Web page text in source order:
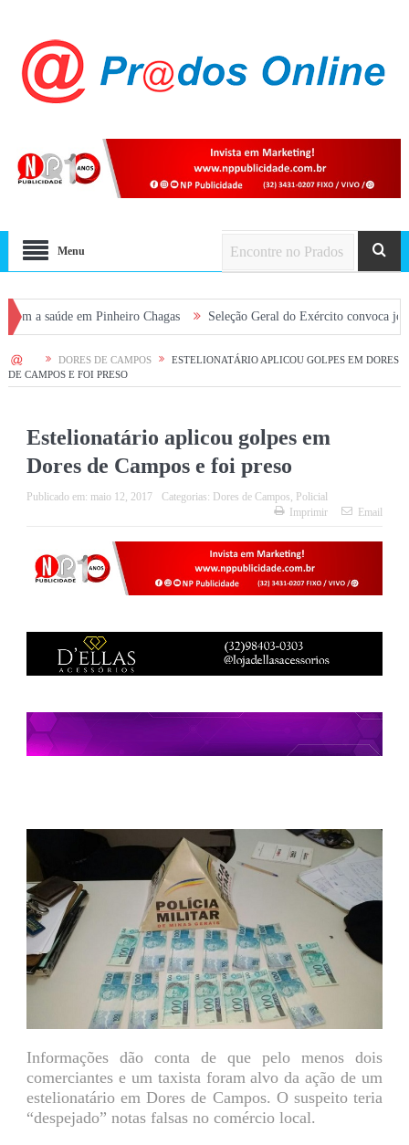
Menu
em Pinheiro Chagas Seleção Geral do Exército convoca jovens
HOME DORES DE CAMPOS
ESTELIONATÁRIO APLICOU GOLPES EM DORES
DE CAMPOS E FOI PRESO
Estelionatário aplicou golpes em
Dores de Campos e foi preso
Publicado em: maio 12, 2017 Categorias: Dores de Campos, Policial
Imprimir
Email
Informações dão conta de que pelo menos dois
comerciantes e um taxista foram alvo da ação de um
estelionatário em Dores de Campos. O suspeito teria
“despejado” notas falsas no comércio local.